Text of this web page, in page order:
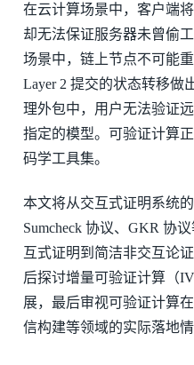
在云计算场景中，客户端
却无法保证服务器未曾偷
场景中，链上节点不可能
Layer 2 提交的状态转移做
理外包中，用户无法验证
指定的模型。可验证计算
码学工具集。
本文将从交互式证明系统
Sumcheck 协议、GKR 协
互式证明到简洁非交互论
后探讨增量可验证计算（
展，最后审视可验证计算
信构建等领域的实际落地情